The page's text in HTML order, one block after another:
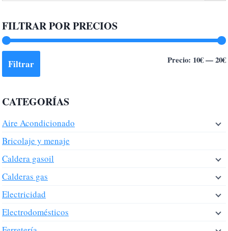
FILTRAR POR PRECIOS
Filtrar Precio: 10€—20€
CATEGORÍAS
Aire Acondicionado
Bricolaje y menaje
Caldera gasoil
Calderas gas
Electricidad
Electrodomésticos